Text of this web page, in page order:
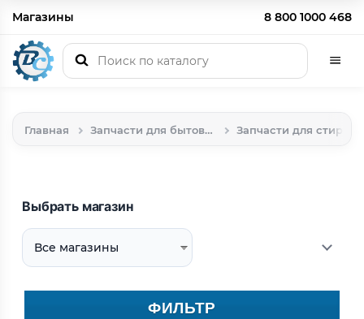
Магазины 8 800 1000 468
Главная Запчасти для бытовой техники
Выбрать магазин
ФИЛЬТР